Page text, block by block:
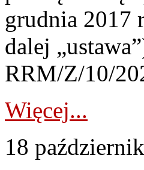
grudnia 2017
dalej
RRM/Z/10/
Więcej...
18